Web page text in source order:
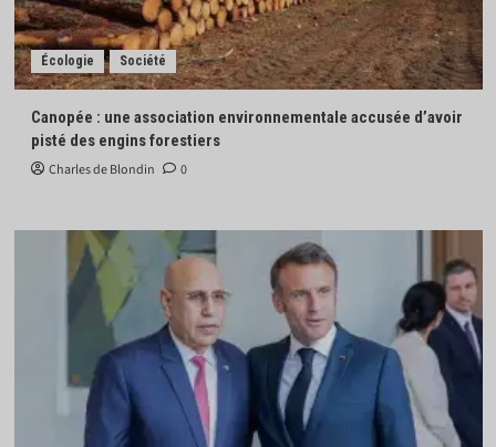
Écologie Société
Canopée : une association environnementale accusée d’avoir
pisté des engins forestiers
Charles de Blondin 0